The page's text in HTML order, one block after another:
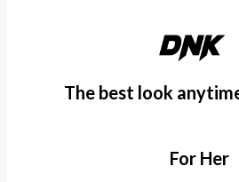
The best look
For Her